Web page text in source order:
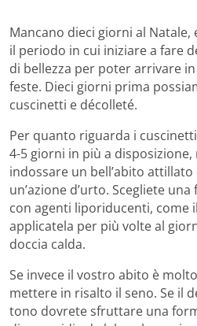
Mancano dieci giorni al
il periodo in cui iniziare a fare
di bellezza per poter arrivare
feste. Dieci giorni prima
cuscinetti e décolleté.
Per quanto riguarda i
4-5 giorni in più a
indossare un bell’abito
un’azione d’urto. Scegliete
con agenti liporiducenti, come
applicatela per più volte al
doccia calda.
Se invece il vostro abito è
mettere in risalto il seno. Se il
tono dovrete sfruttare una